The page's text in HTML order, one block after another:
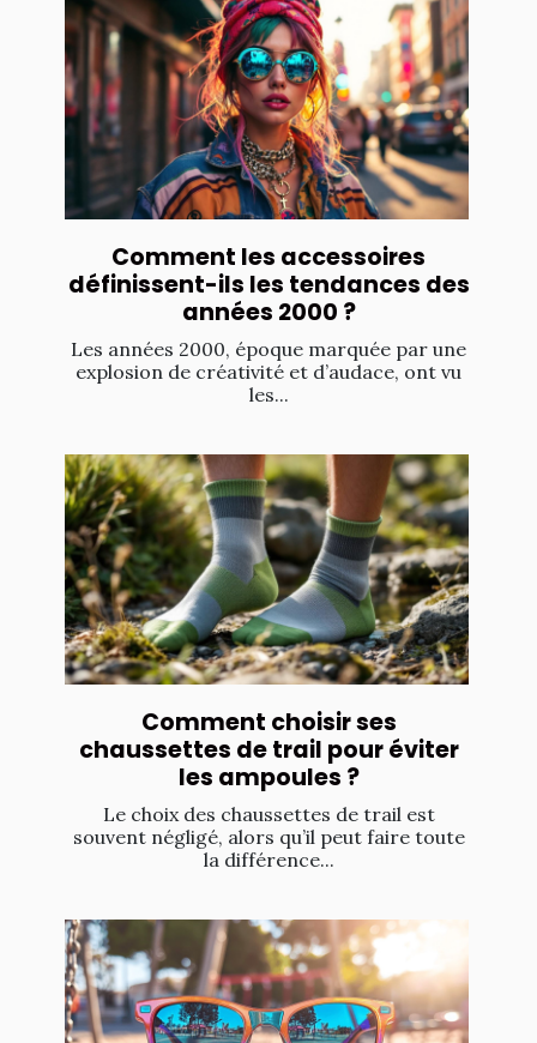
Comment les accessoires
définissent-ils les tendances des
années 2000 ?
Les années 2000, époque marquée par une
explosion de créativité et d’audace, ont vu
les...
Comment choisir ses
chaussettes de trail pour éviter
les ampoules ?
Le choix des chaussettes de trail est
souvent négligé, alors qu’il peut faire toute
la différence...